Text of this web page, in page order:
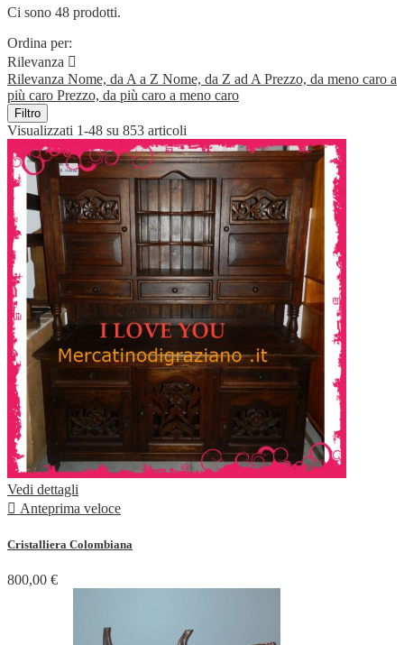
Ci sono 48 prodotti.
Ordina per:
Rilevanza 
Rilevanza Nome, da A a Z Nome, da Z ad A Prezzo, da meno caro a
più caro Prezzo, da più caro a meno caro
Filtro
Visualizzati 1-48 su 853 articoli
Vedi dettagli
 Anteprima veloce
Cristalliera Colombiana
800,00 €